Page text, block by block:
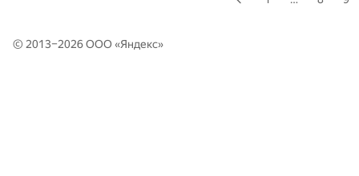
© 2013–2026 ООО «Яндекс»